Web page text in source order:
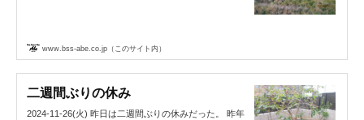
www.bss-abe.co.jp（このサイト内）
二週間ぶりの休み
2024-11-26(火) 昨日は二週間ぶりの休みだった。 昨年